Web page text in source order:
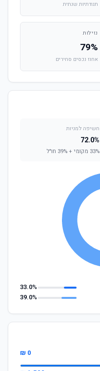
תנודתיות שנתית
נזילות
79%
אחוז נכסים סחירים
חשיפה למניות
72.0%
33% מקומי + 39% חו"ל
33.0%
39.0%
0 ₪